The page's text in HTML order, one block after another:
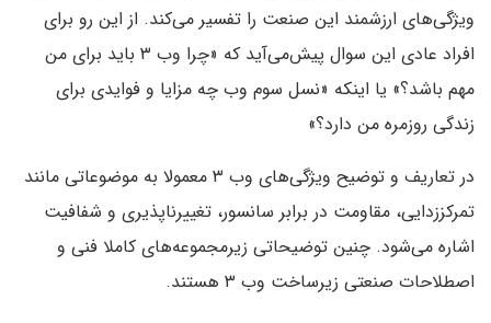
ویژگی‌های ارزشمند این صنعت را تفسیر می‌کند. از این رو برای
افراد عادی این سوال پیش‌می‌آید که «چرا وب ۳ باید برای من
مهم باشد؟» یا اینکه «نسل سوم وب چه مزایا و فوایدی برای
زندگی روزمره من دارد؟»
در تعاریف و توضیح ویژگی‌های وب ۳ معمولا به موضوعاتی مانند
تمرکززدایی، مقاومت در برابر سانسور، تغییرناپذیری و شفافیت
اشاره می‌شود. چنین توضیحاتی زیرمجموعه‌های کاملا فنی و
اصطلاحات صنعتی زیرساخت وب ۳ هستند.